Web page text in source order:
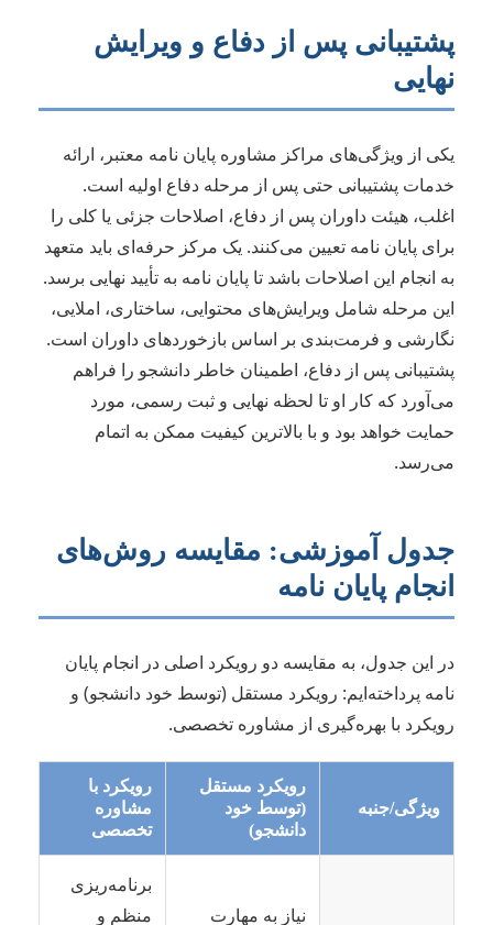
پشتیبانی پس از دفاع و ویرایش
نهایی
یکی از ویژگی‌های مراکز مشاوره پایان نامه معتبر، ارائه
خدمات پشتیبانی حتی پس از مرحله دفاع اولیه است.
اغلب، هیئت داوران پس از دفاع، اصلاحات جزئی یا کلی را
برای پایان نامه تعیین می‌کنند. یک مرکز حرفه‌ای باید متعهد
به انجام این اصلاحات باشد تا پایان نامه به تأیید نهایی برسد.
این مرحله شامل ویرایش‌های محتوایی، ساختاری، املایی،
نگارشی و فرمت‌بندی بر اساس بازخوردهای داوران است.
پشتیبانی پس از دفاع، اطمینان خاطر دانشجو را فراهم
می‌آورد که کار او تا لحظه نهایی و ثبت رسمی، مورد
حمایت خواهد بود و با بالاترین کیفیت ممکن به اتمام
می‌رسد.
جدول آموزشی: مقایسه روش‌های
انجام پایان نامه
در این جدول، به مقایسه دو رویکرد اصلی در انجام پایان
نامه پرداخته‌ایم: رویکرد مستقل (توسط خود دانشجو) و
رویکرد با بهره‌گیری از مشاوره تخصصی.
ویژگی/جنبه
رویکرد مستقل
(توسط خود
دانشجو)
رویکرد با
مشاوره
تخصصی
نیاز به مهارت
برنامه‌ریزی
منظم و